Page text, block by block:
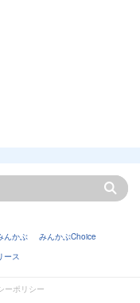
んかぶ
みんかぶChoice
ース
ーポリシー